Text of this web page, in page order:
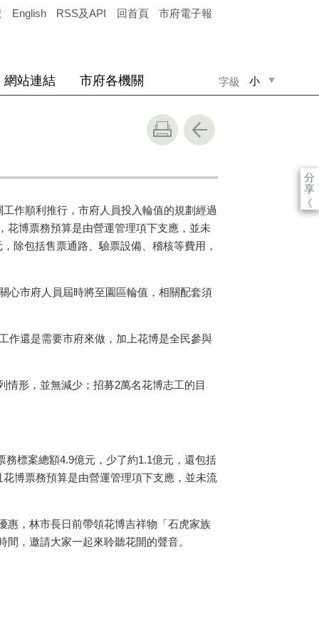
English RSS及API 回首頁 市府電子報
字級 小
網站連結 市府各機關
分
享
《
作順利推行，市府人員投入輪值的規劃經過
花博票務預算是由營運管理項下支應，並未
除包括售票通路、驗票設備、稽核等費用，
心市府人員屆時將至園區輪值，相關配套須
作還是需要市府來做，加上花博是全民參與
形，並無減少；招募2萬名花博志工的目
標案總額4.9億元，少了約1.1億元，還包括
博票務預算是由營運管理項下支應，並未流
惠，林市長日前帶領花博吉祥物「石虎家族
，邀請大家一起來聆聽花開的聲音。